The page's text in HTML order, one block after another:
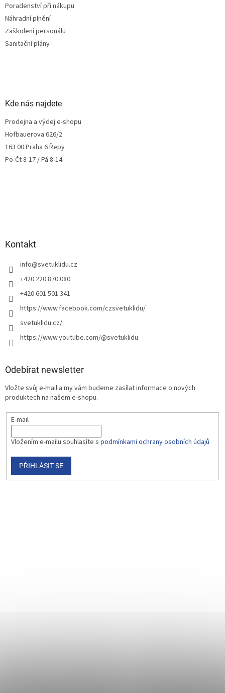
Poradenství při nákupu
Náhradní plnění
Zaškolení personálu
Sanitační plány
Kde nás najdete
Prodejna a výdej e-shopu
Hofbauerova 626/2
163 00 Praha 6 Řepy
Po-Čt 8-17 / Pá 8-14
Kontakt
info@svetuklidu.cz
+420 220 870 080
+420 601 501 341
https://www.facebook.com/czsvetuklidu/
svetuklidu.cz/
https://www.youtube.com/@svetuklidu
Odebírat newsletter
Vložte svůj e-mail a my vám budeme zasílat informace o nových
produktech na našem e-shopu.
E-mail
Vložením e-mailu souhlasíte s podmínkami ochrany osobních údajů
PŘIHLÁSIT SE